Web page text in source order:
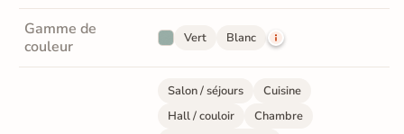
Gamme de
couleur
Vert Blanc
Salon / séjours
Cuisine
Hall / couloir
Chambre